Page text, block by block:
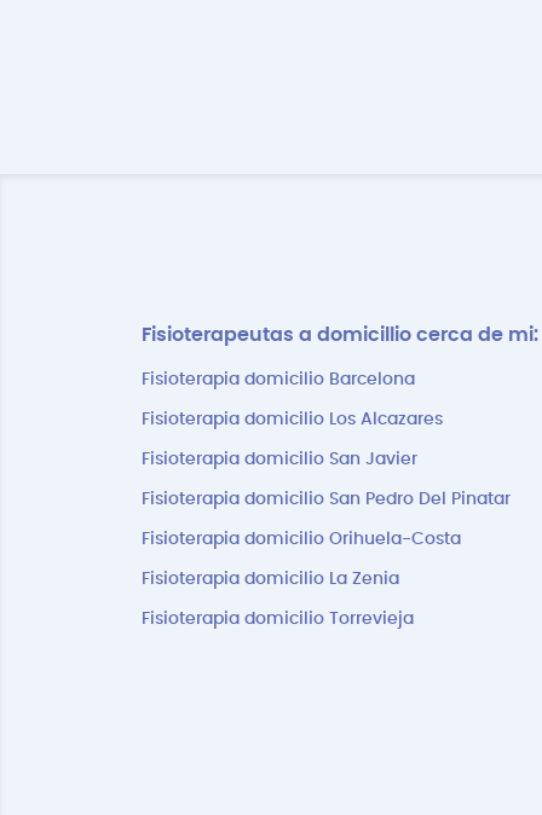
Fisioterapeutas a domicillio cerca de mi:
Fisioterapia domicilio Barcelona
Fisioterapia domicilio Los Alcazares
Fisioterapia domicilio San Javier
Fisioterapia domicilio San Pedro Del Pinatar
Fisioterapia domicilio Orihuela-Costa
Fisioterapia domicilio La Zenia
Fisioterapia domicilio Torrevieja